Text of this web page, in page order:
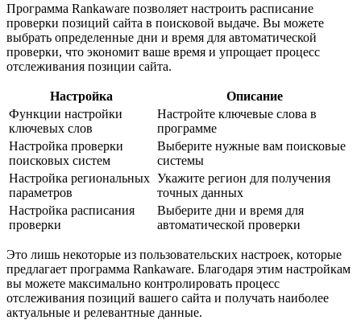
Программа Rankaware позволяет настроить расписание
проверки позиций сайта в поисковой выдаче. Вы можете
выбрать определенные дни и время для автоматической
проверки, что экономит ваше время и упрощает процесс
отслеживания позиции сайта.
Настройка
Описание
Функции настройки
ключевых слов
Настройте ключевые слова в
программе
Настройка проверки
поисковых систем
Выберите нужные вам поисковые
системы
Настройка региональных
параметров
Укажите регион для получения
точных данных
Настройка расписания
проверки
Выберите дни и время для
автоматической проверки
Это лишь некоторые из пользовательских настроек, которые
предлагает программа Rankaware. Благодаря этим настройкам
вы можете максимально контролировать процесс
отслеживания позиций вашего сайта и получать наиболее
актуальные и релевантные данные.